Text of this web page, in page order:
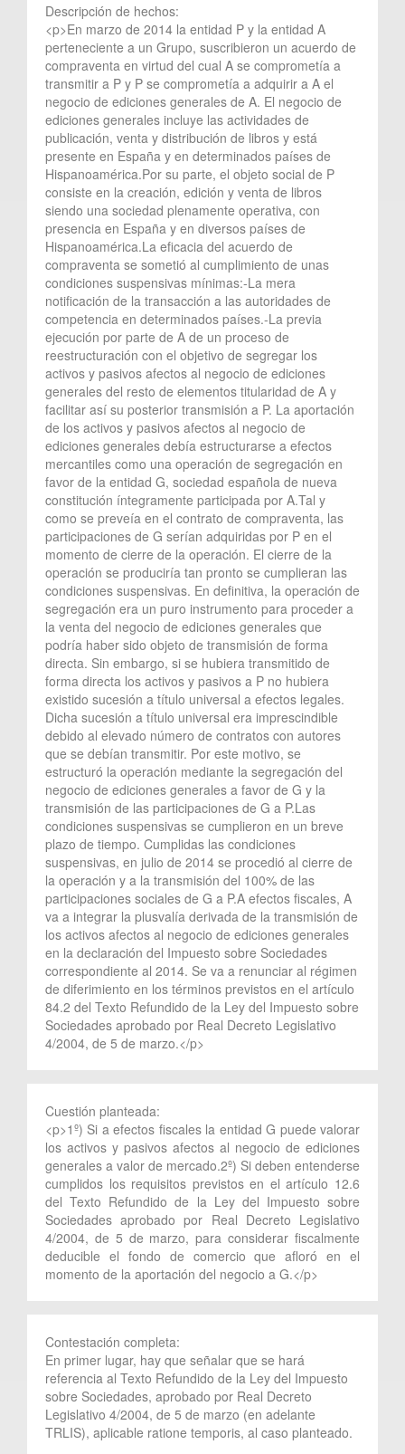
Descripción de hechos:
<p>En marzo de 2014 la entidad P y la entidad A
perteneciente a un Grupo, suscribieron un acuerdo de
compraventa en virtud del cual A se comprometía a
transmitir a P y P se comprometía a adquirir a A el
negocio de ediciones generales de A. El negocio de
ediciones generales incluye las actividades de
publicación, venta y distribución de libros y está
presente en España y en determinados países de
Hispanoamérica.Por su parte, el objeto social de P
consiste en la creación, edición y venta de libros
siendo una sociedad plenamente operativa, con
presencia en España y en diversos países de
Hispanoamérica.La eficacia del acuerdo de
compraventa se sometió al cumplimiento de unas
condiciones suspensivas mínimas:-La mera
notificación de la transacción a las autoridades de
competencia en determinados países.-La previa
ejecución por parte de A de un proceso de
reestructuración con el objetivo de segregar los
activos y pasivos afectos al negocio de ediciones
generales del resto de elementos titularidad de A y
facilitar así su posterior transmisión a P. La aportación
de los activos y pasivos afectos al negocio de
ediciones generales debía estructurarse a efectos
mercantiles como una operación de segregación en
favor de la entidad G, sociedad española de nueva
constitución íntegramente participada por A.Tal y
como se preveía en el contrato de compraventa, las
participaciones de G serían adquiridas por P en el
momento de cierre de la operación. El cierre de la
operación se produciría tan pronto se cumplieran las
condiciones suspensivas. En definitiva, la operación de
segregación era un puro instrumento para proceder a
la venta del negocio de ediciones generales que
podría haber sido objeto de transmisión de forma
directa. Sin embargo, si se hubiera transmitido de
forma directa los activos y pasivos a P no hubiera
existido sucesión a título universal a efectos legales.
Dicha sucesión a título universal era imprescindible
debido al elevado número de contratos con autores
que se debían transmitir. Por este motivo, se
estructuró la operación mediante la segregación del
negocio de ediciones generales a favor de G y la
transmisión de las participaciones de G a P.Las
condiciones suspensivas se cumplieron en un breve
plazo de tiempo. Cumplidas las condiciones
suspensivas, en julio de 2014 se procedió al cierre de
la operación y a la transmisión del 100% de las
participaciones sociales de G a P.A efectos fiscales, A
va a integrar la plusvalía derivada de la transmisión de
los activos afectos al negocio de ediciones generales
en la declaración del Impuesto sobre Sociedades
correspondiente al 2014. Se va a renunciar al régimen
de diferimiento en los términos previstos en el artículo
84.2 del Texto Refundido de la Ley del Impuesto sobre
Sociedades aprobado por Real Decreto Legislativo
4/2004, de 5 de marzo.</p>
Cuestión planteada:
<p>1º) Si a efectos fiscales la entidad G puede valorar
los activos y pasivos afectos al negocio de ediciones
generales a valor de mercado.2º) Si deben entenderse
cumplidos los requisitos previstos en el artículo 12.6
del Texto Refundido de la Ley del Impuesto sobre
Sociedades aprobado por Real Decreto Legislativo
4/2004, de 5 de marzo, para considerar fiscalmente
deducible el fondo de comercio que afloró en el
momento de la aportación del negocio a G.</p>
Contestación completa:
En primer lugar, hay que señalar que se hará
referencia al Texto Refundido de la Ley del Impuesto
sobre Sociedades, aprobado por Real Decreto
Legislativo 4/2004, de 5 de marzo (en adelante
TRLIS), aplicable ratione temporis, al caso planteado.